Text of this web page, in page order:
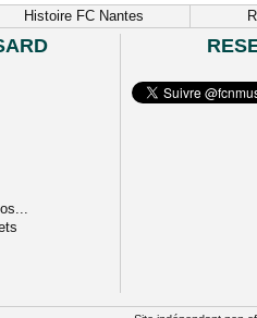
Histoire FC Nantes